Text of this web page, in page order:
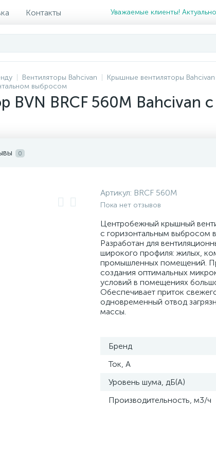
Контакты Уважаемые клиенты!
Вентиляторы Bahcivan
Крышные вентиляторы Bahcivan
выбросом
BVN BRCF 560M Bahcivan
0
Артикул: BRCF 560M
Пока нет отзывов
Центробежный крышный
с горизонтальным выбросом
Разработан для
широкого профиля: жилых,
промышленных помещений.
создания оптимальных
условий в помещениях
Обеспечивает приток
одновременный отвод
массы.
Бренд
Ток, А
Уровень шума, дБ(А)
Производительность, м3/ч